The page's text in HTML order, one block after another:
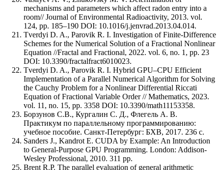
mechanisms and parameters which affect radon entry into a
room// Journal of Environmental Radioactivity, 2013. vol.
124, pp. 185–190 DOI: 10.1016/j.jenvrad.2013.04.014.
Tverdyi D. A., Parovik R. I. Investigation of Finite-Difference
Schemes for the Numerical Solution of a Fractional Nonlinear
Equation //Fractal and Fractional, 2022. vol. 6, no. 1, pp. 23
DOI: 10.3390/fractalfract6010023.
Tverdyi D. A., Parovik R. I. Hybrid GPU–CPU Efficient
Implementation of a Parallel Numerical Algorithm for Solving
the Cauchy Problem for a Nonlinear Differential Riccati
Equation of Fractional Variable Order // Mathematics, 2023.
vol. 11, no. 15, pp. 3358 DOI: 10.3390/math11153358.
Борзунов С.В., Кургалин С. Д., Флегель А. В.
Практикум по параллельному программированию:
учебное пособие. Санкт-Петербург: БХВ, 2017. 236 с.
Sanders J., Kandrot E. CUDA by Example: An Introduction
to General-Purpose GPU Programming. London: Addison-
Wesley Professional, 2010. 311 pp.
Brent R.P. The parallel evaluation of general arithmetic